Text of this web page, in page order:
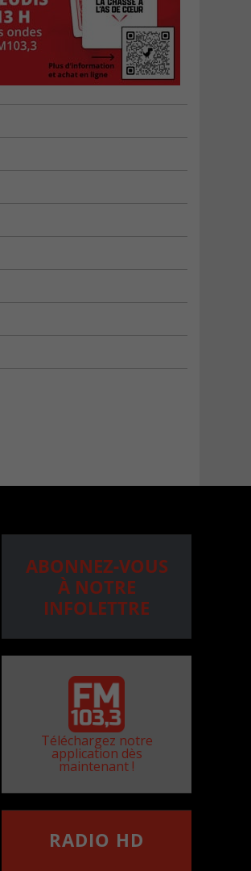
ABONNEZ-VOUS
À NOTRE
INFOLETTRE
Téléchargez notre
application dès
maintenant !
RADIO HD